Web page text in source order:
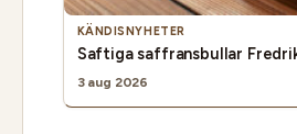
KÄNDISNYHETER
Saftiga saffransbullar
3 aug 2026